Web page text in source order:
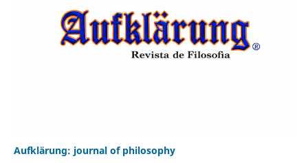
Aufklärung: journal of philosophy